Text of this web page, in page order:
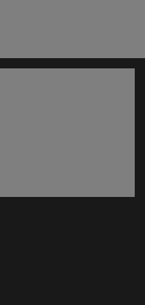
en nueva ventana)
en nueva ventana)